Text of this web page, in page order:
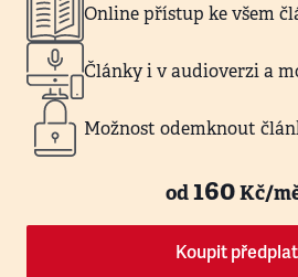
Online přístup ke všem
Články i v audioverzi a
Možnost odemknout
od160Kč/
Koupit